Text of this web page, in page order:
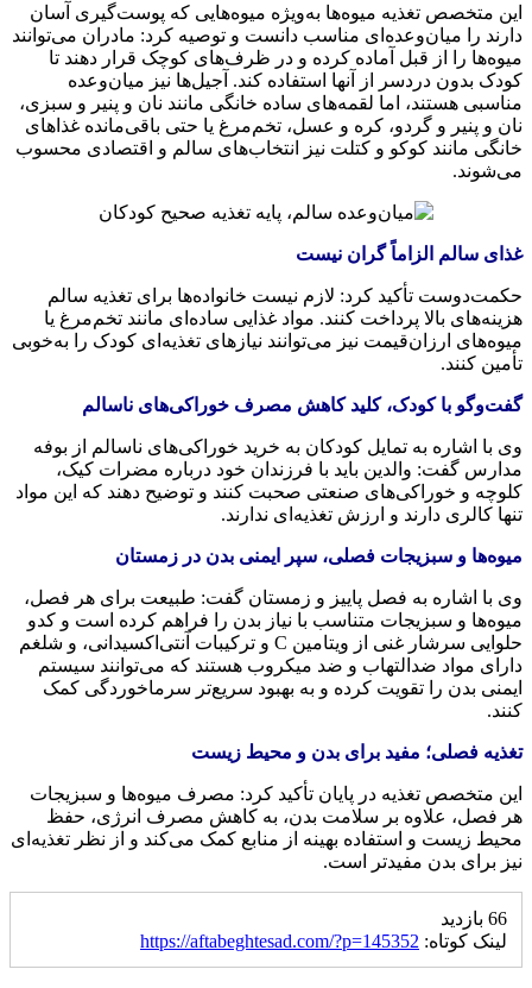
این متخصص تغذیه میوه‌ها به‌ویژه میوه‌هایی که پوست‌گیری آسان
دارند را میان‌وعده‌ای مناسب دانست و توصیه کرد: مادران می‌توانند
میوه‌ها را از قبل آماده کرده و در ظرف‌های کوچک قرار دهند تا
کودک بدون دردسر از آنها استفاده کند. آجیل‌ها نیز میان‌وعده
مناسبی هستند، اما لقمه‌های ساده خانگی مانند نان و پنیر و سبزی،
نان و پنیر و گردو، کره و عسل، تخم‌مرغ یا حتی باقی‌مانده غذاهای
خانگی مانند کوکو و کتلت نیز انتخاب‌های سالم و اقتصادی محسوب
می‌شوند.
غذای سالم الزاماً گران نیست
حکمت‌دوست تأکید کرد: لازم نیست خانواده‌ها برای تغذیه سالم
هزینه‌های بالا پرداخت کنند. مواد غذایی ساده‌ای مانند تخم‌مرغ یا
میوه‌های ارزان‌قیمت نیز می‌توانند نیازهای تغذیه‌ای کودک را به‌خوبی
تأمین کنند.
گفت‌وگو با کودک، کلید کاهش مصرف خوراکی‌های ناسالم
وی با اشاره به تمایل کودکان به خرید خوراکی‌های ناسالم از بوفه
مدارس گفت: والدین باید با فرزندان خود درباره مضرات کیک،
کلوچه و خوراکی‌های صنعتی صحبت کنند و توضیح دهند که این مواد
تنها کالری دارند و ارزش تغذیه‌ای ندارند.
میوه‌ها و سبزیجات فصلی، سپر ایمنی بدن در زمستان
وی با اشاره به فصل پاییز و زمستان گفت: طبیعت برای هر فصل،
میوه‌ها و سبزیجات متناسب با نیاز بدن را فراهم کرده است و کدو
حلوایی سرشار غنی از ویتامین C و ترکیبات آنتی‌اکسیدانی، و شلغم
دارای مواد ضدالتهاب و ضد میکروب هستند که می‌توانند سیستم
ایمنی بدن را تقویت کرده و به بهبود سریع‌تر سرماخوردگی کمک
کنند.
تغذیه فصلی؛ مفید برای بدن و محیط زیست
این متخصص تغذیه در پایان تأکید کرد: مصرف میوه‌ها و سبزیجات
هر فصل، علاوه بر سلامت بدن، به کاهش مصرف انرژی، حفظ
محیط زیست و استفاده بهینه از منابع کمک می‌کند و از نظر تغذیه‌ای
نیز برای بدن مفیدتر است.
66 بازدید
لینک کوتاه: https://aftabeghtesad.com/?p=145352